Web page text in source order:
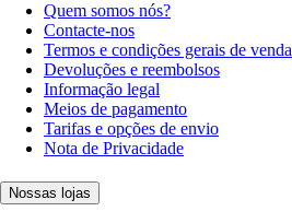
Quem somos nós?
Contacte-nos
Termos e condições gerais de venda
Devoluções e reembolsos
Informação legal
Meios de pagamento
Tarifas e opções de envio
Nota de Privacidade
Nossas lojas